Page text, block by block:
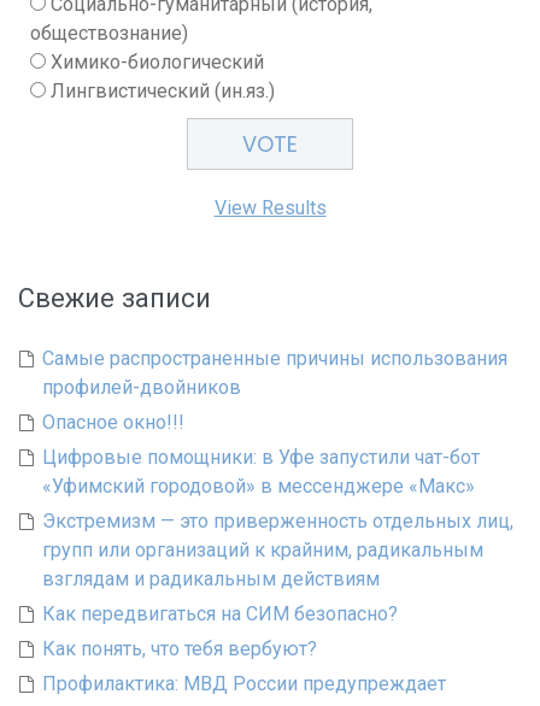
обществознание)
Химико-биологический
Лингвистический (ин.яз.)
View Results
Свежие записи
Самые распространенные причины использования
профилей-двойников
Опасное окно!!!
Цифровые помощники: в Уфе запустили чат-бот
«Уфимский городовой» в мессенджере «Макс»
Экстремизм — это приверженность отдельных лиц,
групп или организаций к крайним, радикальным
взглядам и радикальным действиям
Как передвигаться на СИМ безопасно?
Как понять, что тебя вербуют?
Профилактика: МВД России предупреждает